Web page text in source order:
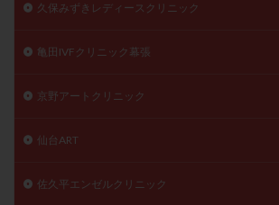
久保みずきレディースクリニック
亀田IVFクリニック幕張
京野アートクリニック
仙台ART
佐久平エンゼルクリニック